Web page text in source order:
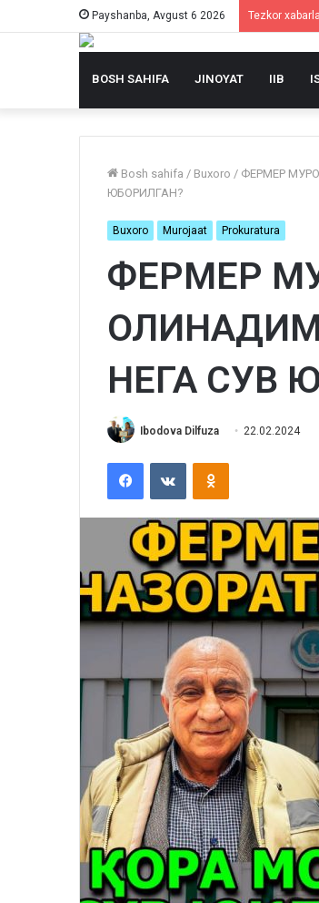
Payshanba, Avgust 6 2026 Tezkor
BOSH SAHIFA JINOYAT IIB
Bosh sahifa / Buxoro / ФЕРМЕР
ЮБОРИЛГАН?
Buxoro Murojaat Prokuratura
ФЕРМЕР
НЕГА СУВ
Ibodova Dilfuza 22.02.2024
FacebookVKontakteOdnoklassniki